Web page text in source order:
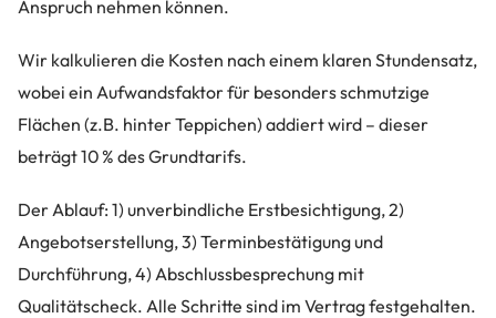
Anspruch nehmen können.
Wir kalkulieren die Kosten nach einem klaren Stundensatz,
wobei ein Aufwandsfaktor für besonders schmutzige
Flächen (z.B. hinter Teppichen) addiert wird – dieser
beträgt 10 % des Grundtarifs.
Der Ablauf: 1) unverbindliche Erstbesichtigung, 2)
Angebotserstellung, 3) Terminbestätigung und
Durchführung, 4) Abschlussbesprechung mit
Qualitätscheck. Alle Schritte sind im Vertrag festgehalten.